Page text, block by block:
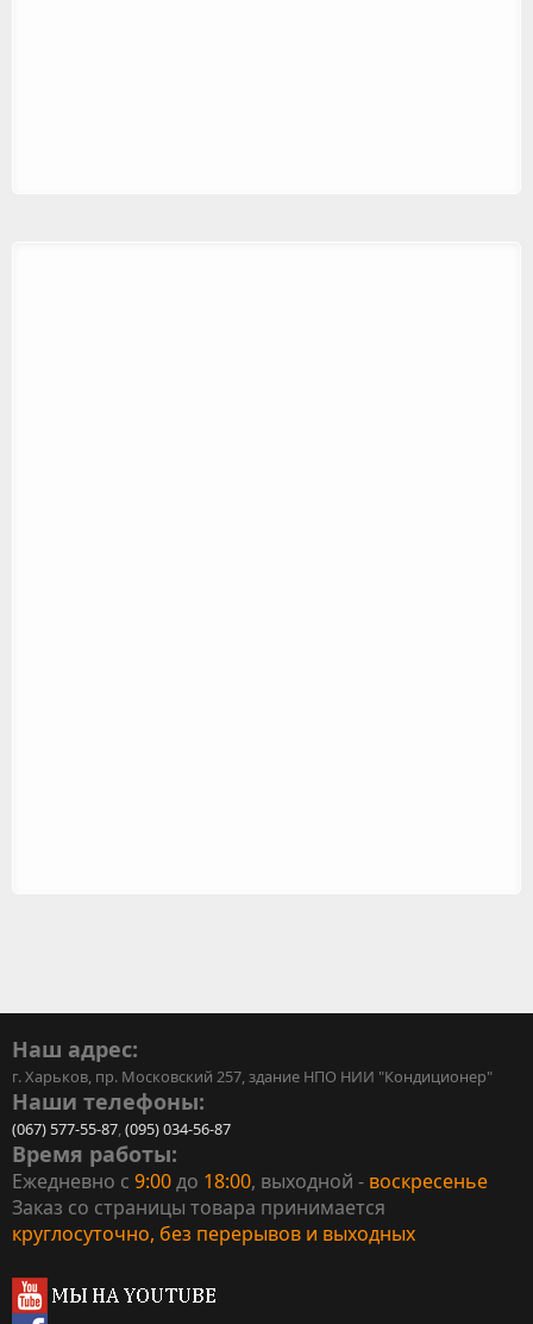
Наш адрес:
г. Харьков, пр. Московский 257, здание НПО НИИ "Кондиционер"
Наши телефоны:
(067) 577-55-87 (095) 034-56-87
Время работы:
Ежедневно с 9:00до 18:00, выходной - воскресенье
Заказ со страницы товара принимается
круглосуточно, без перерывов и выходных